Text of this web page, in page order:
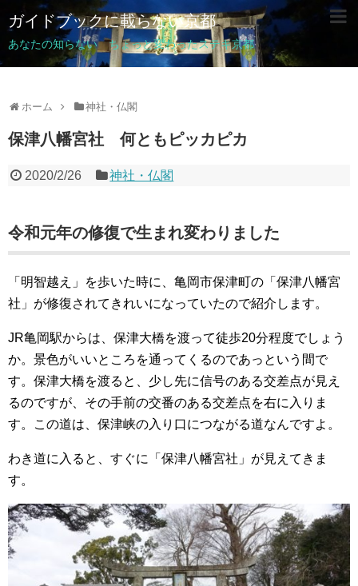
ガイドブックに載らない京都
あなたの知らない ちょっと変わったステキ京都
ホーム 神社・仏閣
保津八幡宮社 何ともピッカピカ
2020/2/26 神社・仏閣
令和元年の修復で生まれ変わりました
「明智越え」を歩いた時に、亀岡市保津町の「保津八幡宮
社」が修復されてきれいになっていたので紹介します。
JR亀岡駅からは、保津大橋を渡って徒歩20分程度でしょう
か。景色がいいところを通ってくるのであっという間で
す。保津大橋を渡ると、少し先に信号のある交差点が見え
るのですが、その手前の交番のある交差点を右に入りま
す。この道は、保津峡の入り口につながる道なんですよ。
わき道に入ると、すぐに「保津八幡宮社」が見えてきま
す。